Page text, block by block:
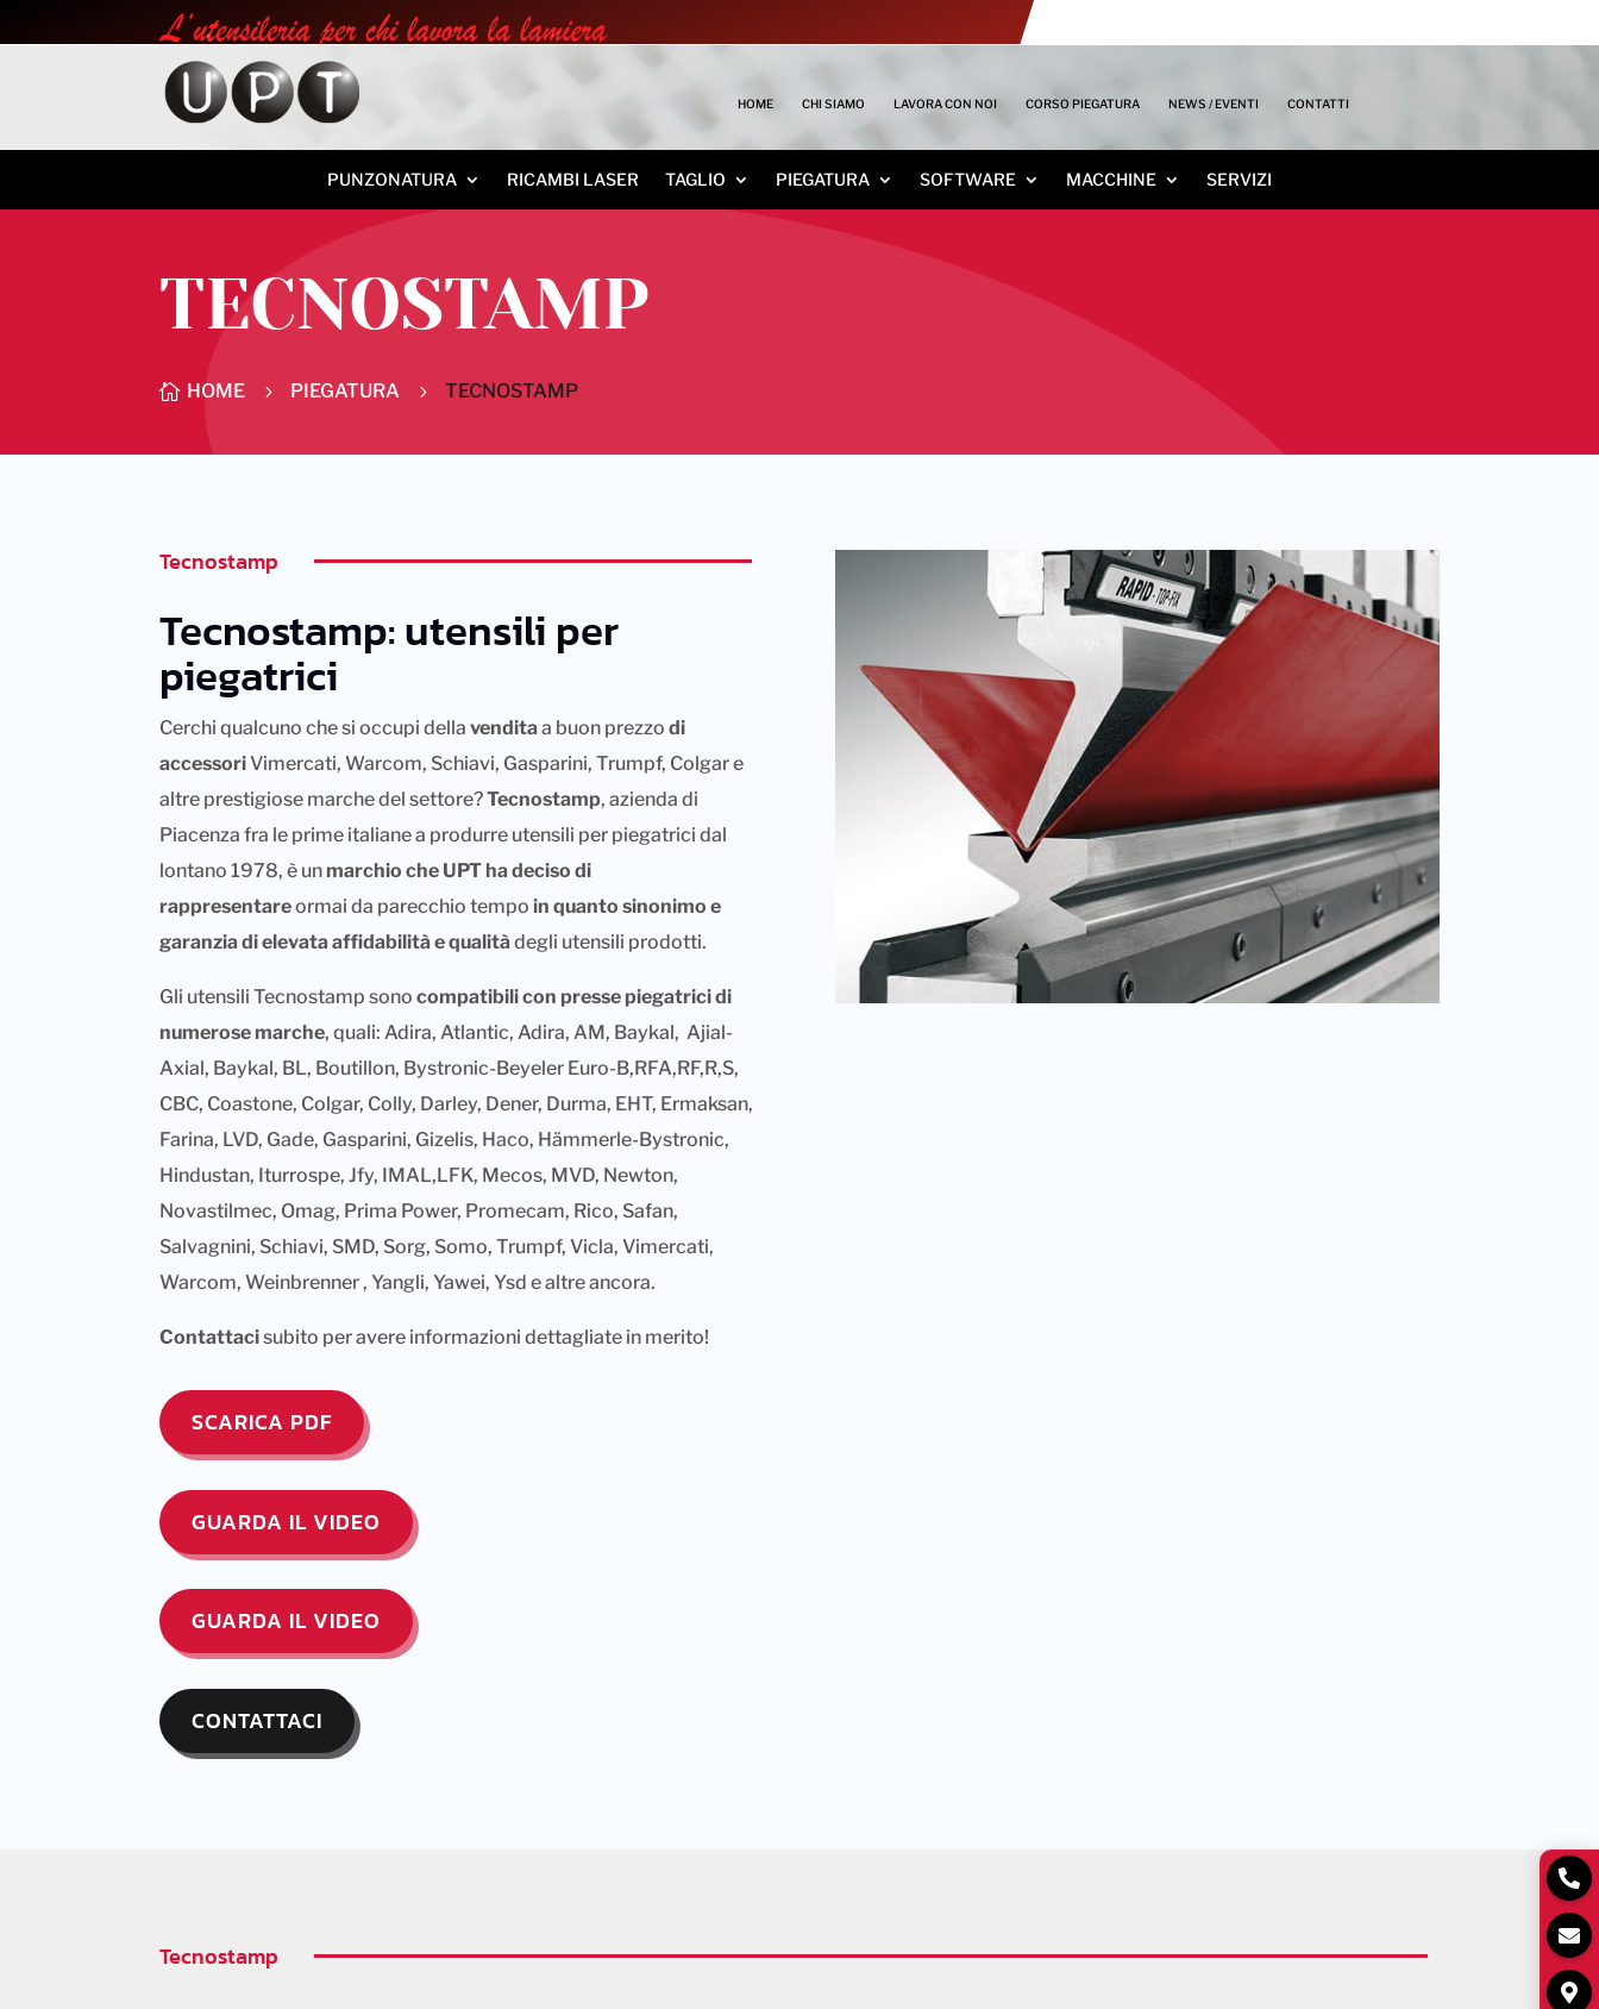
HOME CHI SIAMO LAVORA CON NOI CORSO PIEGATURA NEWS / EVENTI CONTATTI
PUNZONATURA RICAMBI LASER TAGLIO PIEGATURA SOFTWARE MACCHINE SERVIZI
TECNOSTAMP
 HOME 5 PIEGATURA 5 TECNOSTAMP
Tecnostamp
Tecnostamp: utensili per
piegatrici
Cerchi qualcuno che si occupi della vendita a buon prezzo di
accessoriVimercati, Warcom, Schiavi, Gasparini, Trumpf, Colgar e
altre prestigiose marche del settore?Tecnostamp, azienda di
Piacenza fra le prime italiane a produrre utensili per piegatrici dal
lontano 1978, è un marchio che UPT ha deciso di
rappresentareormai da parecchio tempo in quanto sinonimo e
garanzia di elevata affidabilità e qualità degli utensili prodotti.
Gli utensili Tecnostamp sono compatibili con presse piegatrici di
numerose marche, quali: Adira, Atlantic, Adira, AM, Baykal, Ajial-
Axial, Baykal, BL, Boutillon, Bystronic-Beyeler Euro-B,RFA,RF,R,S,
CBC, Coastone, Colgar, Colly, Darley, Dener, Durma, EHT, Ermaksan,
Farina, LVD, Gade, Gasparini, Gizelis, Haco, Hämmerle-Bystronic,
Hindustan, Iturrospe, Jfy, IMAL,LFK, Mecos, MVD, Newton,
Novastilmec, Omag, Prima Power, Promecam, Rico, Safan,
Salvagnini, Schiavi, SMD, Sorg, Somo, Trumpf, Vicla, Vimercati,
Warcom, Weinbrenner , Yangli, Yawei, Ysd e altre ancora.
Contattacisubito per avere informazioni dettagliate in merito!
SCARICA PDF
GUARDA IL VIDEO
GUARDA IL VIDEO
CONTATTACI
Tecnostamp


